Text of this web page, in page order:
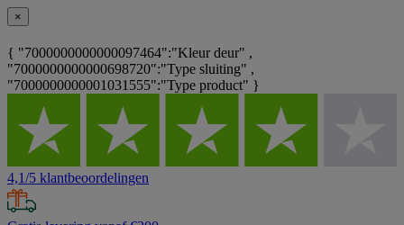
×
{ "7000000000000097464":"Kleur deur" ,
"7000000000000698720":"Type sluiting" ,
"7000000000001031555":"Type product" }
4,1/5 klantbeoordelingen